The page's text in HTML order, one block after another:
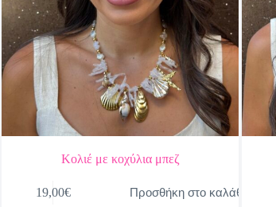
Κολιέ με κοχύλια μπεζ
19,00€ Προσθήκη στο καλάθι